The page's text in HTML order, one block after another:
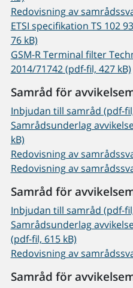
Redovisning av
ETSI specifikation TS 102
76 kB)
GSM-R Terminal filter
2014/71742 (pdf-fil, 427 kB)
Samråd för
Inbjudan till samråd (pdf-
Samrådsunderlag
kB)
Redovisning av
Redovisning av
Samråd för
Inbjudan till samråd (pdf-
Samrådsunderlag
(pdf-fil, 615 kB)
Redovisning av
Samråd för